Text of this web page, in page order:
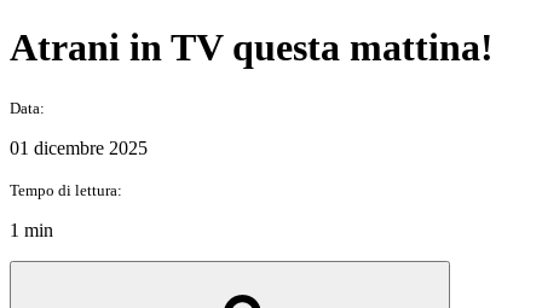
Atrani in TV questa mattina!
Data:
01 dicembre 2025
Tempo di lettura:
1 min